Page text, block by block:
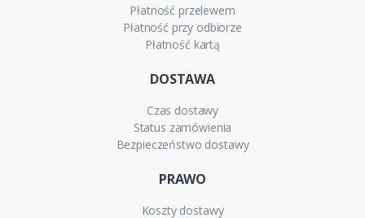
Płatność przelewem
Płatność przy odbiorze
Płatność kartą
DOSTAWA
Czas dostawy
Status zamówienia
Bezpieczeństwo dostawy
PRAWO
Koszty dostawy